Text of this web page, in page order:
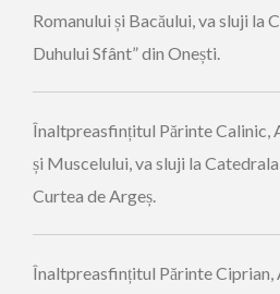
Romanului și Bacăului, va sluji la
Duhului Sfânt” din Onești.
Înaltpreasfințitul Părinte Calinic,
și Muscelului, va sluji la
Curtea de Argeș.
Înaltpreasfințitul Părinte Ciprian,